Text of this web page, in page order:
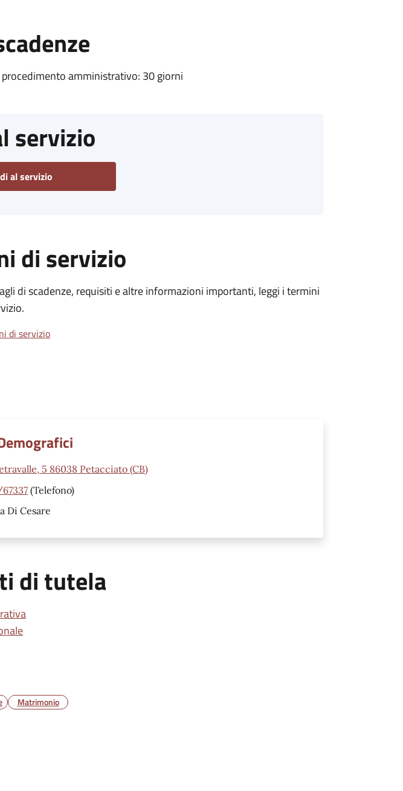
amministrativo: 30 giorni
servizio
al servizio
di servizio
di scadenze, requisiti e altre informazioni importanti, leggi i termini
di servizio
5 86038 Petacciato (CB)
(Telefono)
Di Cesare
di tutela
Matrimonio